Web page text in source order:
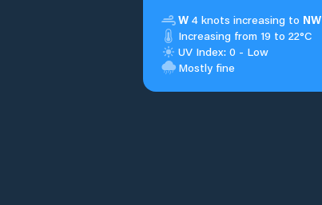
W 4 knots increasing to NW
Increasing from 19 to 22°C
UV Index: 0 - Low
Mostly fine